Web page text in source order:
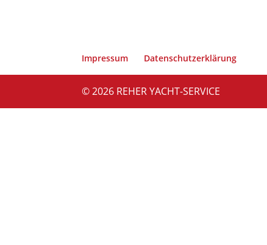
Impressum Datenschutzerklärung
© 2026 REHER YACHT-SERVICE